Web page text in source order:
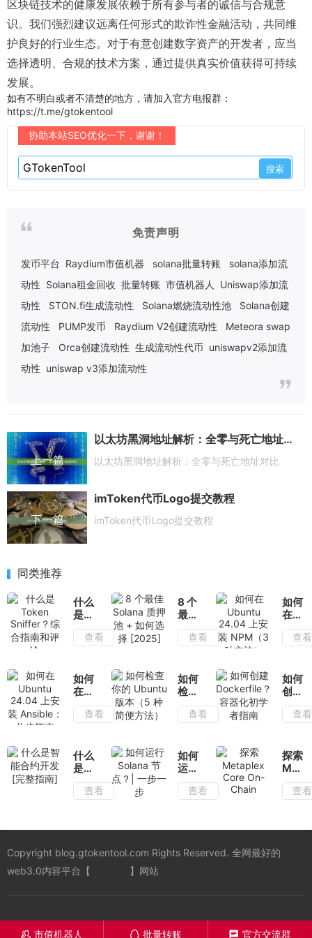
区块链技术的健康发展依赖于所有参与者的诚信与合规意
识。我们强烈建议远离任何形式的欺诈性金融活动，共同维
护良好的行业生态。对于有意创建数字资产的开发者，应当
选择透明、合规的技术方案，通过提供真实价值获得可持续
发展。
如有不明白或者不清楚的地方，请加入官方电报群：
https://t.me/gtokentool
协助本站SEO优化一下，谢谢！
免责声明
发币平台 Raydium市值机器 solana批量转账
solana添加流
动性 Solana租金回收 批量转账 市值机器人
Uniswap添加流
动性
STON.fi生成流动性 Solana燃烧流动性池
Solana创建
流动性
PUMP发币 Raydium V2创建流动性
Meteora swap
加池子
Orca创建流动性 生成流动性代币 uniswapv2添加流
动性 uniswap v3添加流动性
上一篇
以太坊黑洞地址解析：全零与死亡地址对比
以太坊黑洞地址解析：全零与死亡地址对比
下一篇
imToken代币Logo提交教程
imToken代币Logo提交教程
同类推荐
什么
是
Token
Sniffer？
和评
论
查看
8 个
最佳
Solana
质押
选择
[2025]
查看
如何
在
24.04
NPM
种方
法）
查看
如何
在
Ubuntu
24.04
Ansible：
分步
指南
查看
如何
检查
你的
Ubuntu
种简
便方
法）
查看
如何
创建
容器
指南
查看
什么
是智
能合
约开
整指
查看
如何
运行
Solana
一步
查看
探索
Core
On-
查看
Copyright blog.gtokentool.com Rights Reserved. 全网最好的
web3.0内容平台【
】网站
󦋱 市值机器人 󦊱 批量转账 󦍁 官方交流群